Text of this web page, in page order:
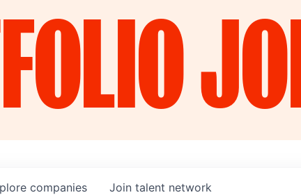
companies Join talent network